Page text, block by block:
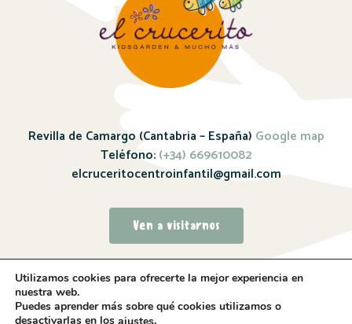
Revilla de Camargo (Cantabria – España) Google map
Teléfono:(+34) 669610082
elcruceritocentroinfantil@gmail.com
Ven a visitarnos
Utilizamos cookies para ofrecerte la mejor experiencia en
nuestra web.
Puedes aprender más sobre qué cookies utilizamos o
desactivarlas en los
.